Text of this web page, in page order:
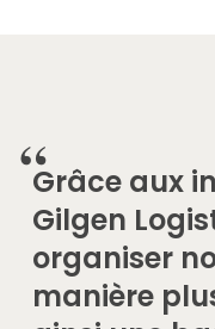
Grâce aux
Gilgen
organiser
manière